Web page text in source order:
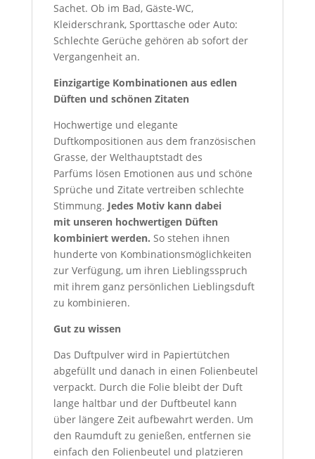
Sachet. Ob im Bad, Gäste-WC,
Kleiderschrank, Sporttasche oder Auto:
Schlechte Gerüche gehören ab sofort der
Vergangenheit an.
Einzigartige Kombinationen aus edlen
Düften und schönen Zitaten
Hochwertige und elegante
Duftkompositionen aus dem französischen
Grasse, der Welthauptstadt des
Parfüms lösen Emotionen aus und schöne
Sprüche und Zitate vertreiben schlechte
Stimmung. Jedes Motiv kann dabei
mit unseren hochwertigen Düften
kombiniert werden. So stehen ihnen
hunderte von Kombinationsmöglichkeiten
zur Verfügung, um ihren Lieblingsspruch
mit ihrem ganz persönlichen Lieblingsduft
zu kombinieren.
Gut zu wissen
Das Duftpulver wird in Papiertütchen
abgefüllt und danach in einen Folienbeutel
verpackt. Durch die Folie bleibt der Duft
lange haltbar und der Duftbeutel kann
über längere Zeit aufbewahrt werden. Um
den Raumduft zu genießen, entfernen sie
einfach den Folienbeutel und platzieren